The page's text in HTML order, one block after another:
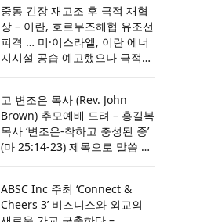
대 투입해 사고 해역 수색 … 최
소 7일간 수색하되 필요시 14일
까지 연장할 것
중동 긴장 재고조 후 극적 재협
상 – 이란, 호르무즈해협 유조선
피격 … 미·이스라엘, 이란 에너
지시설 공습 예고했으나 극적
사우디·UAE·카타르와 논의 뒤
공격 취소
고 변조은 목사 (Rev. John
Brown) 추모예배 드려 – 홍길복
목사 ‘변조은-착하고 충성된 종’
(마 25:14-23) 제목으로 말씀 전
ABSC Inc 주최 ‘Connect &
Cheers 3’ 비즈니스와 외교의